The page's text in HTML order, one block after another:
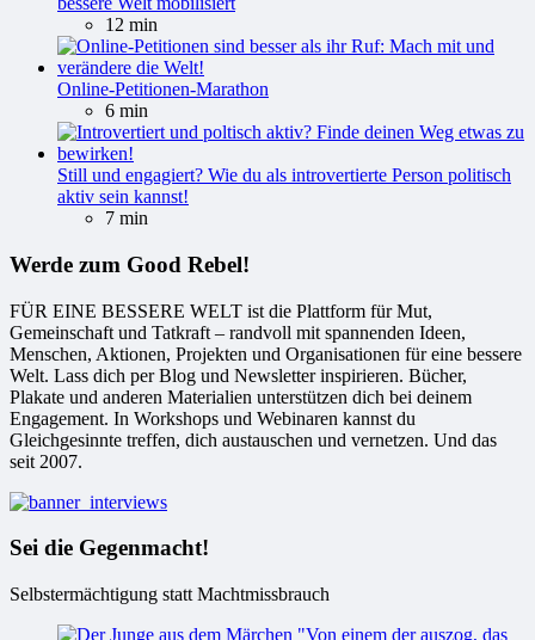
12 min
Online-Petitionen-Marathon
6 min
Still und engagiert? Wie du als introvertierte Person politisch
aktiv sein kannst!
7 min
Werde zum Good Rebel!
FÜR EINE BESSERE WELT ist die Plattform für Mut,
Gemeinschaft und Tatkraft – randvoll mit spannenden Ideen,
Menschen, Aktionen, Projekten und Organisationen für eine bessere
Welt. Lass dich per Blog und Newsletter inspirieren. Bücher,
Plakate und anderen Materialien unterstützen dich bei deinem
Engagement. In Workshops und Webinaren kannst du
Gleichgesinnte treffen, dich austauschen und vernetzen. Und das
seit 2007.
Sei die Gegenmacht!
Selbstermächtigung statt Machtmissbrauch